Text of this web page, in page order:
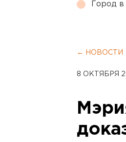
Город
← НОВОСТИ
8 ОКТЯБРЯ